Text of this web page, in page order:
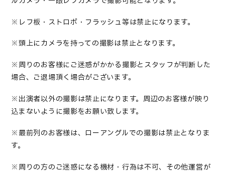
※ レフ板・ストロボ・フラッシュ等は禁止になります。
※頭上にカメラを持っての撮影は禁止となります。
※周りのお客様にご迷惑がかかる撮影とスタッフが判断した
場合、ご退場頂く場合がございます。
※出演者以外の撮影は禁止になります。周辺のお客様が映り
込まないように撮影をお願い致します。
※最前列のお客様は、ローアングルでの撮影は禁止となりま
す。
※周りの方のご迷惑になる機材・行為は不可、その他運営が